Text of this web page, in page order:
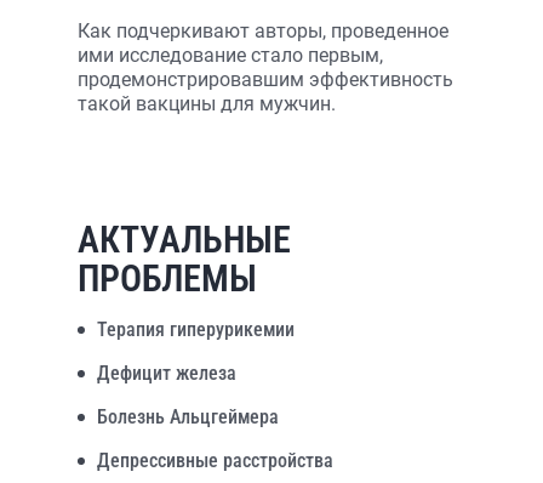
Как подчеркивают авторы, проведенное
ими исследование стало первым,
продемонстрировавшим эффективность
такой вакцины для мужчин.
АКТУАЛЬНЫЕ
ПРОБЛЕМЫ
Терапия гиперурикемии
Дефицит железа
Болезнь Альцгеймера
Депрессивные расстройства